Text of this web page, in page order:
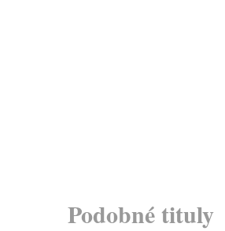
Podobné tituly